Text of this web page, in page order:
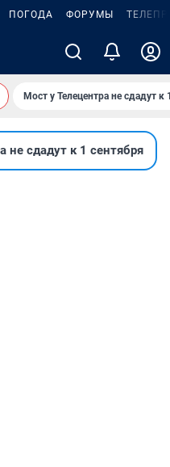
ПОГОДА ФОРУМЫ
Мост у Телецентра не сдадут к
не сдадут к 1 сентября